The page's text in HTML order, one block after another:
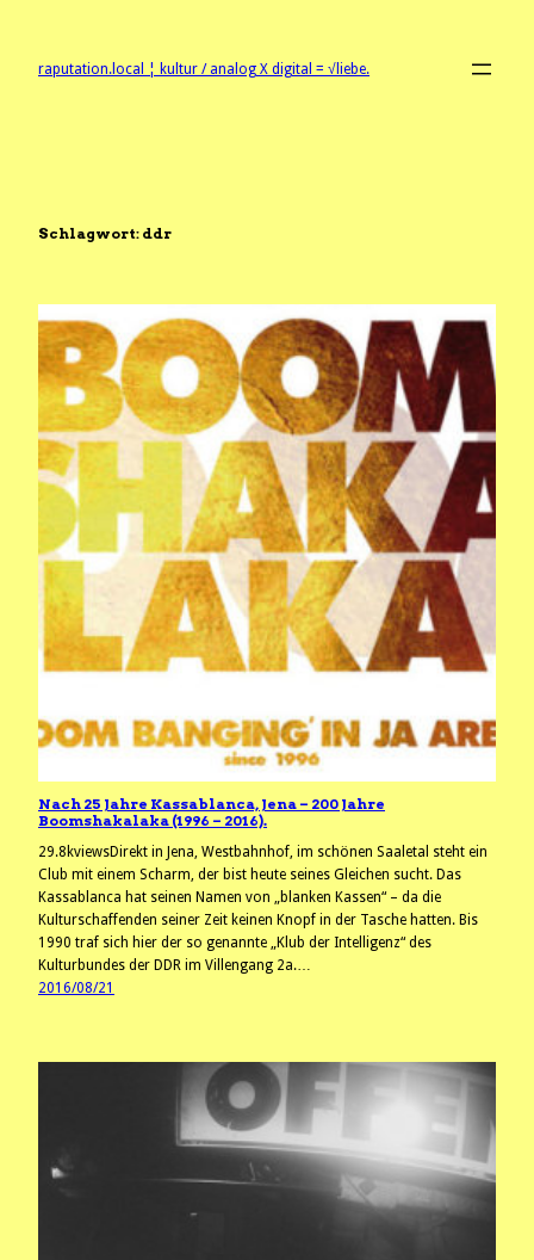
springenraputation.local ¦ kultur / analog X digital = √liebe.
Schlagwort: ddr
Nach 25 Jahre Kassablanca, Jena – 200 Jahre
Boomshakalaka (1996 – 2016).
29.8kviewsDirekt in Jena, Westbahnhof, im schönen Saaletal steht ein
Club mit einem Scharm, der bist heute seines Gleichen sucht. Das
Kassablanca hat seinen Namen von „blanken Kassen“ – da die
Kulturschaffenden seiner Zeit keinen Knopf in der Tasche hatten. Bis
1990 traf sich hier der so genannte „Klub der Intelligenz“ des
Kulturbundes der DDR im Villengang 2a.…
2016/08/21